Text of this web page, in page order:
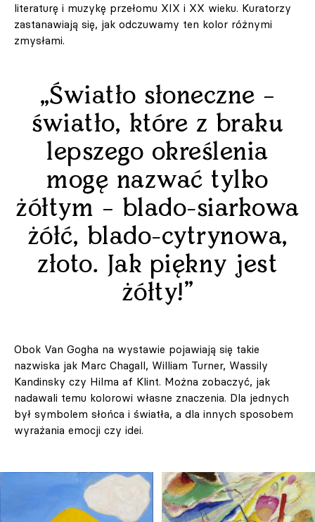
literaturę i muzykę przełomu XIX i XX wieku. Kuratorzy
zastanawiają się, jak odczuwamy ten kolor różnymi
zmysłami.
„Światło słoneczne –
światło, które z braku
lepszego określenia
mogę nazwać tylko
żółtym – blado-siarkowa
żółć, blado-cytrynowa,
złoto. Jak piękny jest
żółty!”
Obok Van Gogha na wystawie pojawiają się takie
nazwiska jak Marc Chagall, William Turner, Wassily
Kandinsky czy Hilma af Klint. Można zobaczyć, jak
nadawali temu kolorowi własne znaczenia. Dla jednych
był symbolem słońca i światła, a dla innych sposobem
wyrażania emocji czy idei.